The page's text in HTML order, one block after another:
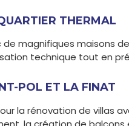
THERMAL
magnifiques maisons
technique tout en
POL ET LA FINAT
la rénovation de villas